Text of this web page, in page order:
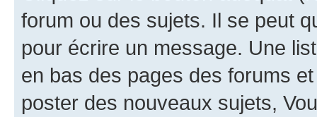
forum ou des sujets. Il se peut
pour écrire un message. Une
en bas des pages des forums
poster des nouveaux sujets,